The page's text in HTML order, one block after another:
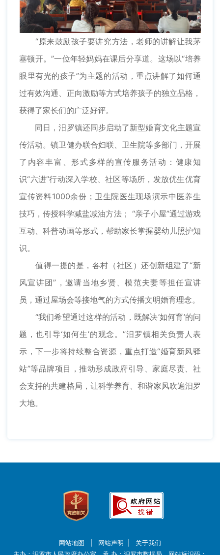
“原来鼓励孩子要讲究方法，老师的讲解让我茅
塞顿开。”一位年轻妈妈在课后分享道。这场以“培养
眼里有光的孩子”为主题的活动，重点讲解了如何通
过有效沟通、正向激励等方式培养孩子的独立品格，
获得了家长们的广泛好评。
同日，汨罗镇还同步启动了新型婚育文化主题宣
传活动。镇卫健办联合妇联、卫生院等多部门，开展
了内容丰富、形式多样的宣传服务活动：健康知
识“六进”行动深入学校、社区等场所，发放优生优育
宣传资料1000余份；卫生院医生现场演示中医养生
技巧，传授科学减盐减油方法； “亲子小屋”通过游戏
互动、科普动画等形式，帮助家长掌握婴幼儿照护知
识。
值得一提的是，各村（社区）还创新组建了“新
风宣讲团”，邀请当地乡贤、模范夫妻等担任宣讲
员，通过屋场会等接地气的方式传播文明婚育理念。
“我们希望通过这样的活动，既解决‘如何育’的问
题，也引导‘如何生’的观念。”汨罗镇相关负责人表
示，下一步将持续整合资源，重点打造“婚育新风驿
站”等品牌项目，推动形成政府引导、家庭尽责、社
会支持的共建格局，让科学养育、和谐家风吹遍汨罗
大地。
网站地图 网站声明
关于我们